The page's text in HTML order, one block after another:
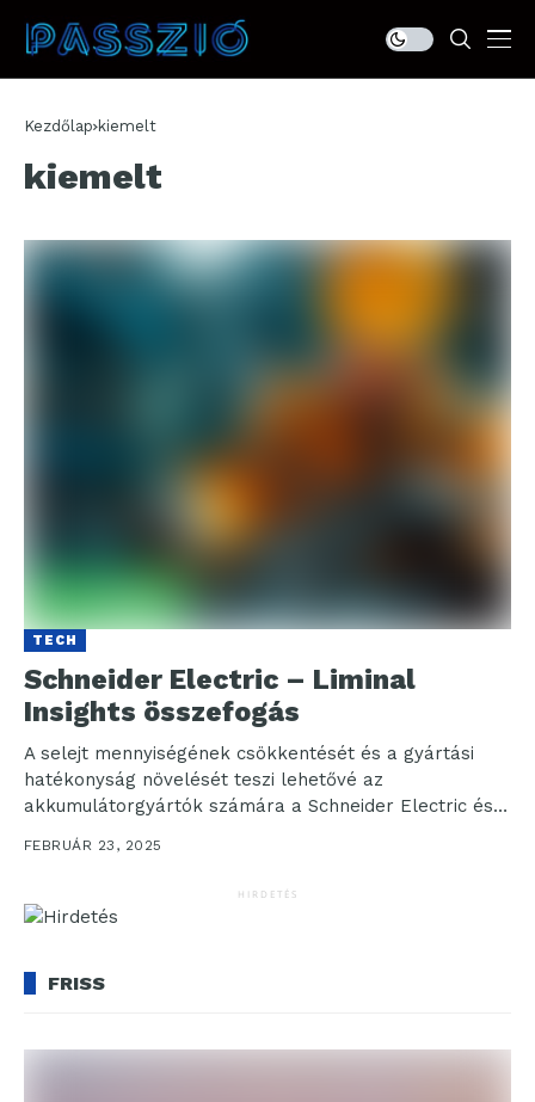
Kezdőlap kiemelt
kiemelt
TECH
Schneider Electric – Liminal
Insights összefogás
A selejt mennyiségének csökkentését és a gyártási
hatékonyság növelését teszi lehetővé az
akkumulátorgyártók számára a Schneider Electric és a
Liminal Insights összefogása. A...
FEBRUÁR 23, 2025
HIRDETÉS
FRISS